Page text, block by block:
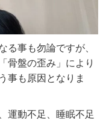
る事も勿論ですが、
骨盤の歪み」により
事も原因となりま
運動不足、睡眠不足